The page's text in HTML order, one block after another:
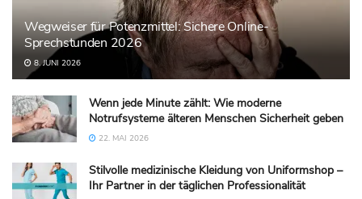
Wegweiser für Potenzmittel: Sichere Online-
Sprechstunden 2026
8. JUNI 2026
Wenn jede Minute zählt: Wie moderne
Notrufsysteme älteren Menschen Sicherheit geben
22. MAI 2026
Stilvolle medizinische Kleidung von Uniformshop –
Ihr Partner in der täglichen Professionalität